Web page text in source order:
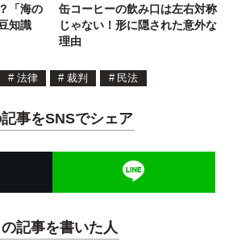
「海の
知識
缶コーヒーの飲み口は左右対称
じゃない！形に隠された意外な
理由
# 法律 # 裁判 # 民法
事をSNSでシェア
の記事を書いた人